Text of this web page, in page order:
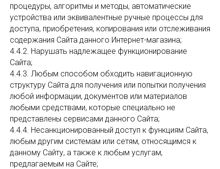
процедуры, алгоритмы и методы, автоматические
устройства или эквивалентные ручные процессы для
доступа, приобретения, копирования или отслеживания
содержания Сайта данного Интернет-магазина;
4.4.2. Нарушать надлежащее функционирование
Сайта;
4.4.3. Любым способом обходить навигационную
структуру Сайта для получения или попытки получения
любой информации, документов или материалов
любыми средствами, которые специально не
представлены сервисами данного Сайта;
4.4.4. Несанкционированный доступ к функциям Сайта,
любым другим системам или сетям, относящимся к
данному Сайту, а также к любым услугам,
предлагаемым на Сайте;